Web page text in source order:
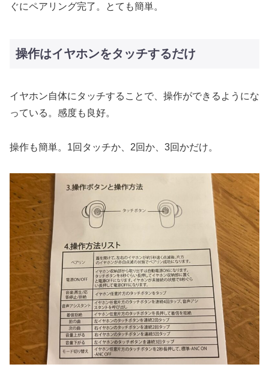
ぐにペアリング完了。とても簡単。
操作はイヤホンをタッチするだけ
イヤホン自体にタッチすることで、操作ができるようにな
っている。感度も良好。
操作も簡単。1回タッチか、2回か、3回かだけ。